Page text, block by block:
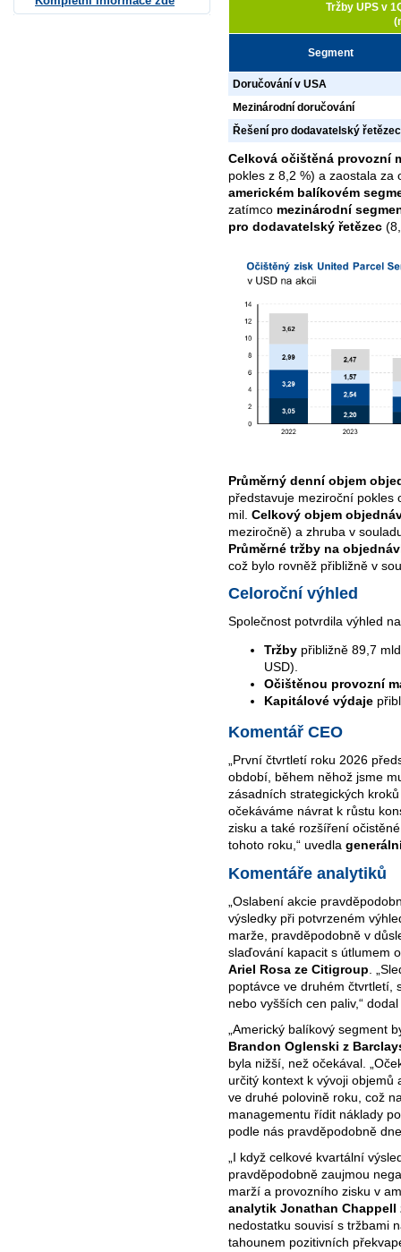
Tržby UPS v
Segment
Doručování v USA
Mezinárodní doručování
Řešení pro dodavatelský řetězec
Celková očištěná provozní
pokles z 8,2 %) a zaostala za
americkém balíkovém
zatímco mezinárodní
pro dodavatelský řetězec
Průměrný denní objem
představuje meziroční pokles
mil. Celkový objem
meziročně) a zhruba v
Průměrné tržby na
což bylo rovněž přibližně v
Celoroční výhled
Společnost potvrdila výhled
Tržby přibližně 89,7
USD).
Očištěnou provozní
Kapitálové výdaje
Komentář CEO
„První čtvrtletí roku 2026
období, během něhož jsme
zásadních strategických
očekáváme návrat k růstu
zisku a také rozšíření
tohoto roku,“ uvedla
Komentáře analytiků
„Oslabení akcie
výsledky při potvrzeném
marže, pravděpodobně v
slaďování kapacit s útlumem
Ariel Rosa ze Citigroup .
poptávce ve druhém čtvrtletí,
nebo vyšších cen paliv,“
„Americký balíkový segment
Brandon Oglenski z
byla nižší, než očekával.
určitý kontext k vývoji
ve druhé polovině roku, což
managementu řídit náklady
podle nás pravděpodobně
„I když celkové kvartální
pravděpodobně zaujmou
marží a provozního zisku v
analytik Jonathan Chappell
nedostatku souvisí s tržbami
tahounem pozitivních